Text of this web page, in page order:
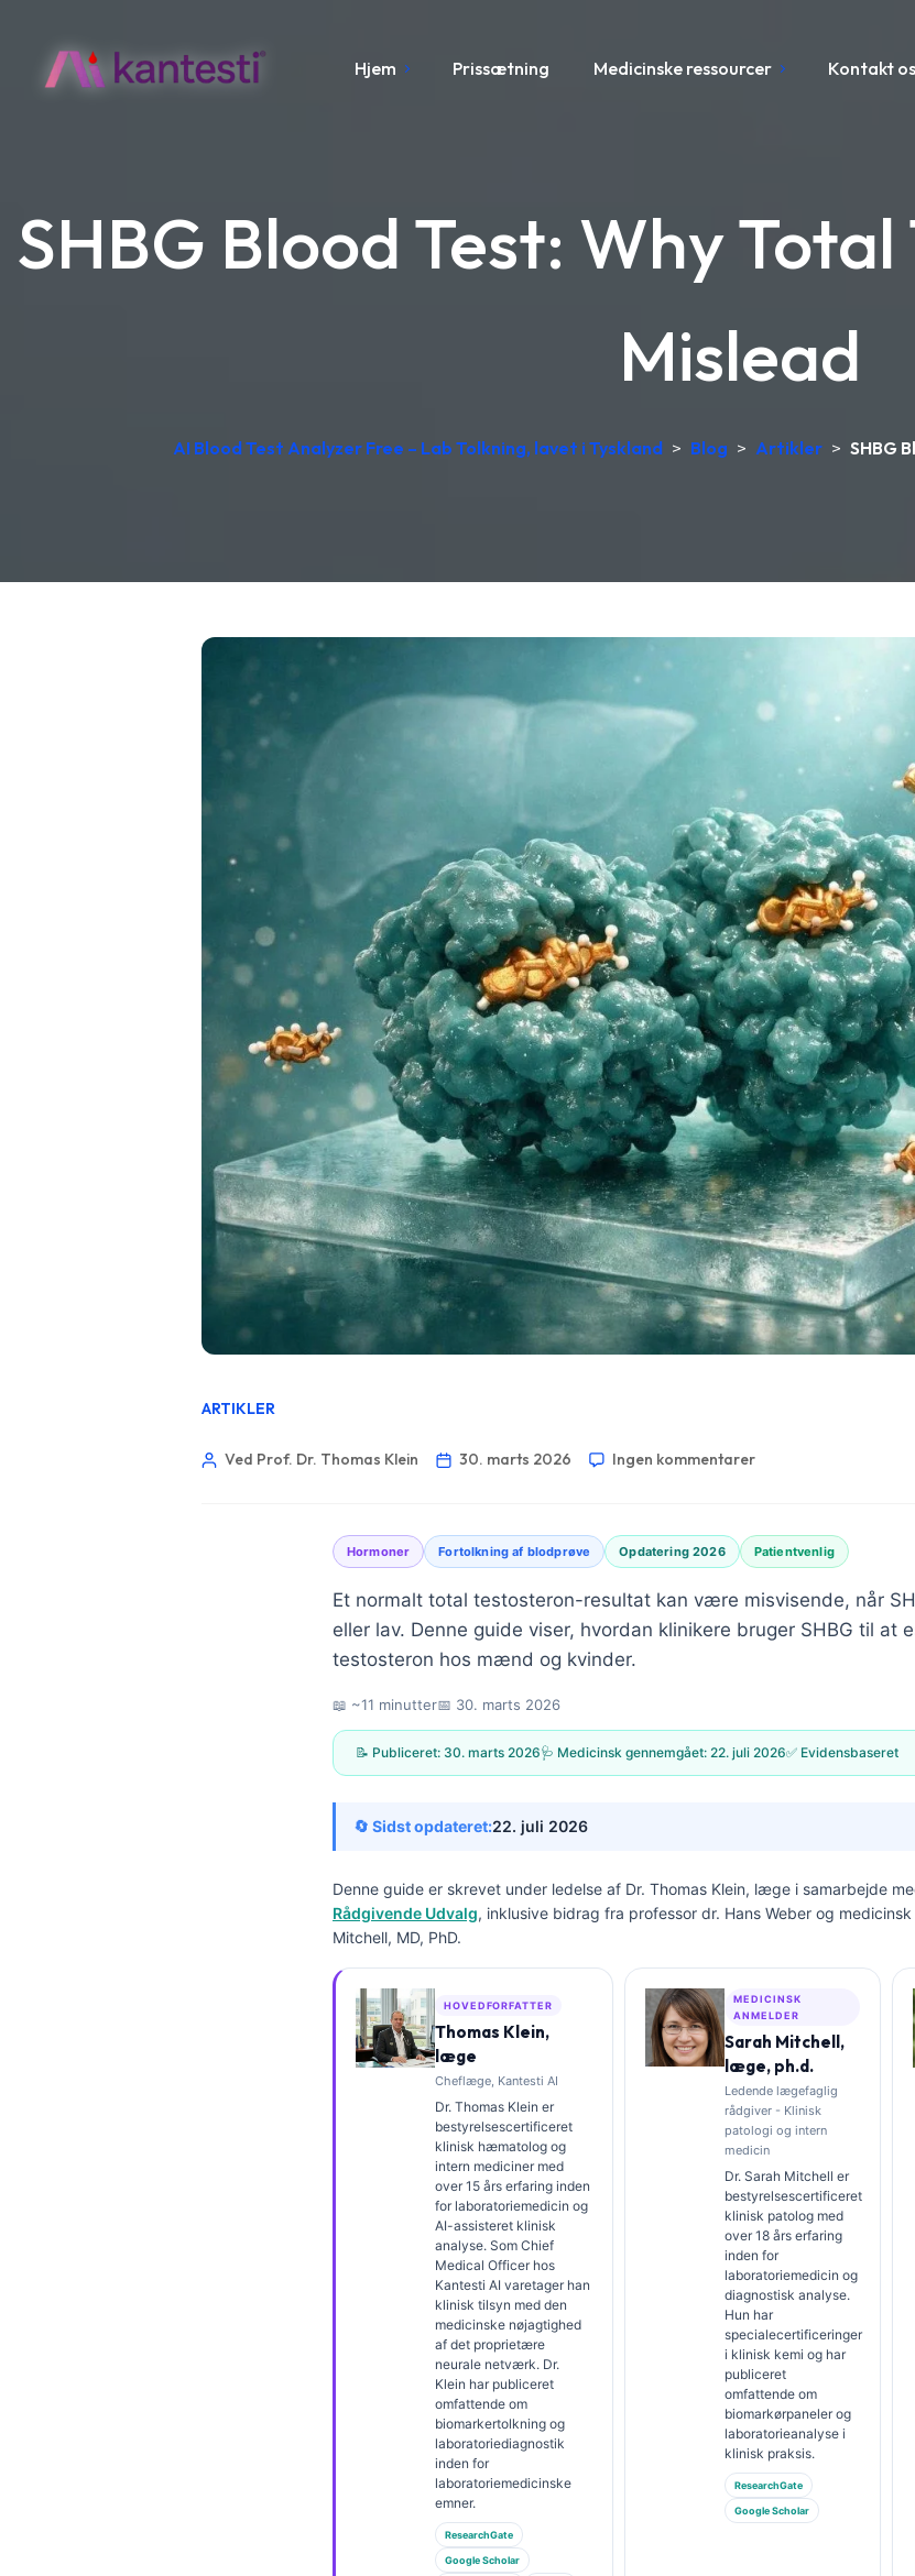
Hjem Prissætning Medicinske ressourcer Kontakt os
SHBG Blood Test: Why
Mislead
AI Blood Test Analyzer Free – Lab Tolkning, lavet i Tyskland > Blog > Artikler > SHBG
ARTIKLER
Ved Prof. Dr. Thomas Klein 30. marts 2026 Ingen kommentarer
Hormoner Fortolkning af blodprøve Opdatering 2026 Patientvenlig
Et normalt total testosteron-resultat kan være misvisende, når
eller lav. Denne guide viser, hvordan klinikere bruger SHBG til at
testosteron hos mænd og kvinder.
📖 ~11 minutter📅 30. marts 2026
📝 Publiceret: 30. marts 2026🩺 Medicinsk gennemgået: 22. juli 2026✅ Evidensbaseret
🔄 Sidst opdateret:22. juli 2026
Denne guide er skrevet under ledelse af Dr. Thomas Klein, læge i samarbejde
Rådgivende Udvalg, inklusive bidrag fra professor dr. Hans Weber og
Mitchell, MD, PhD.
HOVEDFORFATTER
Thomas Klein,
læge
Cheflæge, Kantesti AI
Dr. Thomas Klein er
bestyrelsescertificeret
klinisk hæmatolog og
intern mediciner med
over 15 års erfaring inden
for laboratoriemedicin og
AI-assisteret klinisk
analyse. Som Chief
Medical Officer hos
Kantesti AI varetager han
klinisk tilsyn med den
medicinske nøjagtighed
af det proprietære
neurale netværk. Dr.
Klein har publiceret
omfattende om
biomarkertolkning og
laboratoriediagnostik
inden for
laboratoriemedicinske
emner.
ResearchGate
Google Scholar
MEDICINSK
ANMELDER
Sarah Mitchell,
læge, ph.d.
Ledende lægefaglig
rådgiver - Klinisk
patologi og intern
medicin
Dr. Sarah Mitchell er
bestyrelsescertificeret
klinisk patolog med
over 18 års erfaring
inden for
laboratoriemedicin og
diagnostisk analyse.
Hun har
specialecertificeringer
i klinisk kemi og har
publiceret
omfattende om
biomarkørpaneler og
laboratorieanalyse i
klinisk praksis.
ResearchGate
Google Scholar